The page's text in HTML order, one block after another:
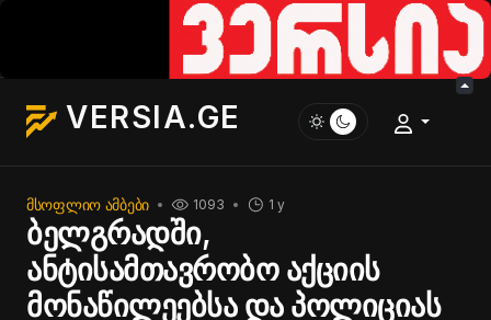
VERSIA.GE
ᲛᲡᲝᲤᲚᲘᲝ ᲐᲛᲑᲔᲑᲘ 1 y
1093
ბელგრადში,
ანტისამთავრობო აქციის
მონაწილეებსა და პოლიციას